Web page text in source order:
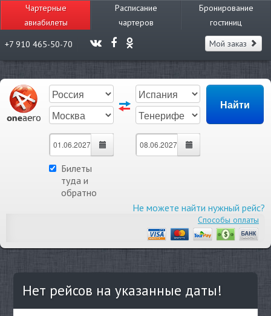
Чартерные
авиабилеты
Расписание
чартеров
Бронирование
гостиниц
+7 910 465-50-70
Мой заказ
Билеты
туда и
обратно
Не можете найти нужный рейс?
Способы оплаты
Нет рейсов на указанные даты!